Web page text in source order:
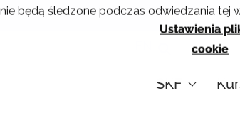
będą śledzone podczas odwiedzania tej
Ustawienia
cookie
SKF